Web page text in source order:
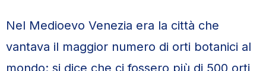
Nel Medioevo Venezia era la città che
vantava il maggior numero di orti botanici al
mondo: si dice che ci fossero più di 500 orti